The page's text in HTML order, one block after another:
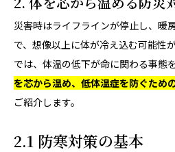
災害時はライフラインが停止し、暖
で、想像以上に体が冷え込む可能性
では、体温の低下が命に関わる事態
を芯から温め、低体温症を防ぐため
ご紹介します。
2.1 防寒対策の基本